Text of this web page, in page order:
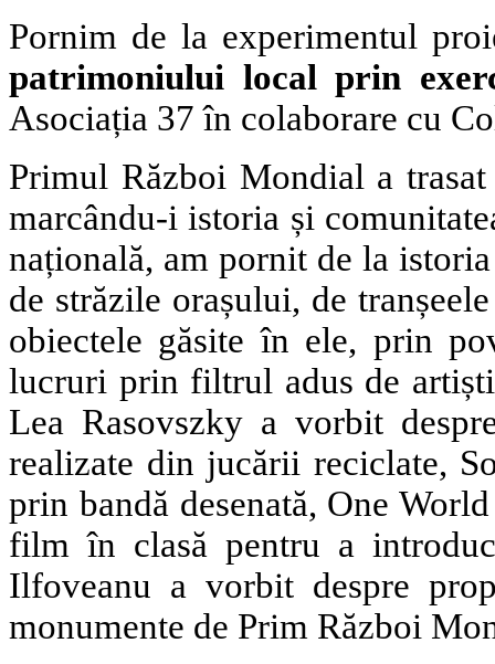
Pornim de la experimentul
patrimoniului local prin
Asociația 37 în colaborare cu
Primul Război Mondial a
marcându-i istoria și
națională, am pornit de la
de străzile orașului, de
obiectele găsite în ele, prin
lucruri prin filtrul adus de
Lea Rasovszky a vorbit
realizate din jucării reciclate,
prin bandă desenată, One
film în clasă pentru a
Ilfoveanu a vorbit despre
monumente de Prim Război